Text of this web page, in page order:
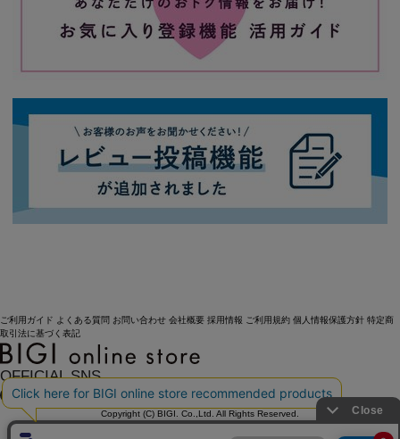
ご利用ガイド よくある質問 お問い合わせ 会社概要 採用情報 ご利用規約 個人情報保護方針 特定商
取引法に基づく表記
OFFICIAL SNS
Copyright (C) BIGI. Co.,Ltd. All Rights Reserved.